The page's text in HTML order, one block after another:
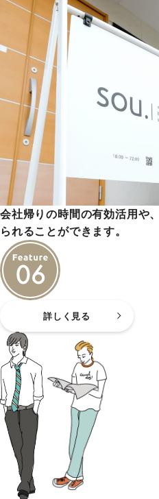
会社帰りの時間の有効活用や
られることができます。
詳しく見る